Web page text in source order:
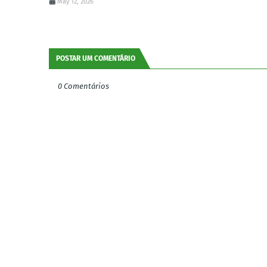
POSTAR UM COMENTÁRIO
0 Comentários